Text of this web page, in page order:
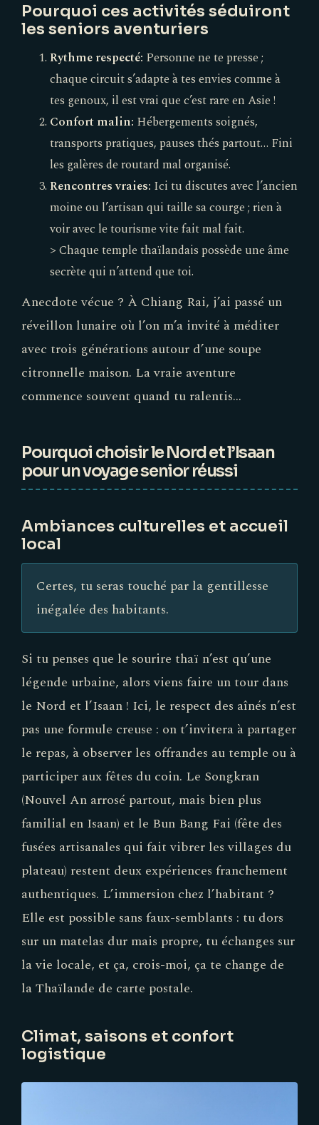
Pourquoi ces activités séduiront
les seniors aventuriers
Rythme respecté: Personne ne te presse ;
chaque circuit s’adapte à tes envies comme à
tes genoux, il est vrai que c’est rare en Asie !
Confort malin: Hébergements soignés,
transports pratiques, pauses thés partout… Fini
les galères de routard mal organisé.
Rencontres vraies: Ici tu discutes avec l’ancien
moine ou l’artisan qui taille sa courge ; rien à
voir avec le tourisme vite fait mal fait.
> Chaque temple thaïlandais possède une âme
secrète qui n’attend que toi.
Anecdote vécue ? À Chiang Rai, j’ai passé un
réveillon lunaire où l’on m’a invité à méditer
avec trois générations autour d’une soupe
citronnelle maison. La vraie aventure
commence souvent quand tu ralentis...
Pourquoi choisir le Nord et l’Isaan
pour un voyage senior réussi
Ambiances culturelles et accueil
local
Certes, tu seras touché par la gentillesse
inégalée des habitants.
Si tu penses que le sourire thaï n’est qu’une
légende urbaine, alors viens faire un tour dans
le Nord et l’Isaan ! Ici, le respect des aînés n’est
pas une formule creuse : on t’invitera à partager
le repas, à observer les offrandes au temple ou à
participer aux fêtes du coin. Le Songkran
(Nouvel An arrosé partout, mais bien plus
familial en Isaan) et le Bun Bang Fai (fête des
fusées artisanales qui fait vibrer les villages du
plateau) restent deux expériences franchement
authentiques. L’immersion chez l’habitant ?
Elle est possible sans faux-semblants : tu dors
sur un matelas dur mais propre, tu échanges sur
la vie locale, et ça, crois-moi, ça te change de
la Thaïlande de carte postale.
Climat, saisons et confort
logistique